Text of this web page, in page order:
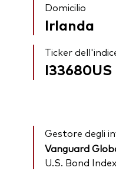
Domicilio
Irlanda
Ticker
I33680US
Gestore degli
Vanguard
U.S. Bond